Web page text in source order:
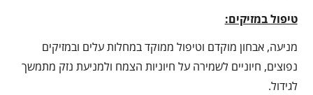
טיפול במזיקים:
מניעה, אבחון מוקדם וטיפול ממוקד במחלות עלים ובמזיקים
נפוצים, חיוניים לשמירה על חיוניות הצמח ולמניעת נזק מתמשך
לגידול.